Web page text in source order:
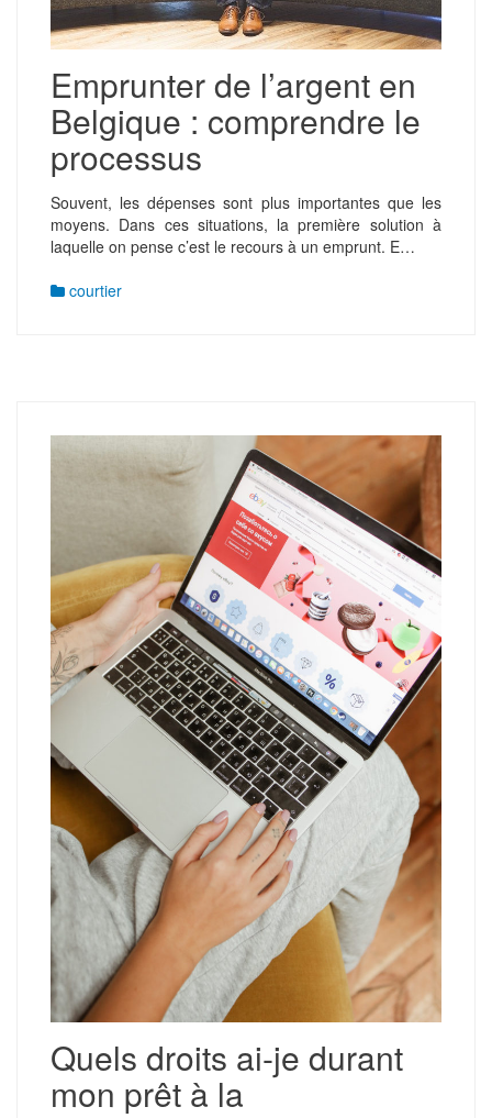
Emprunter de l’argent en
Belgique : comprendre le
processus
Souvent, les dépenses sont plus importantes que les
moyens. Dans ces situations, la première solution à
laquelle on pense c’est le recours à un emprunt. E…
courtier
Quels droits ai-je durant
mon prêt à la